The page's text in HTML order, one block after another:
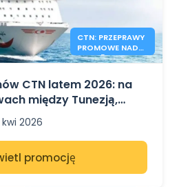
CTN: PRZEPRAWY
PROMOWE NADAL
DOSTĘPNE LATEM
CTN latem 2026: na
między Tunezją,
są jeszcze wolne
2026
promocję